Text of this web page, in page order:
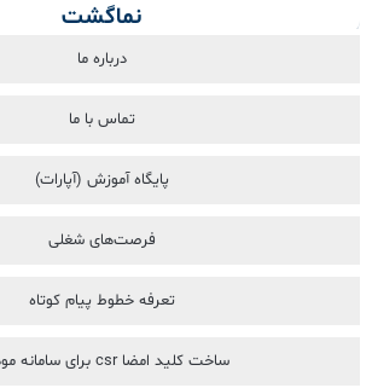
نماگشت
درباره ما
تماس با ما
پایگاه آموزش (آپارات)
فرصت‌های شغلی
تعرفه خطوط پیام کوتاه
ساخت کلید امضا csr برای سامانه مودیان